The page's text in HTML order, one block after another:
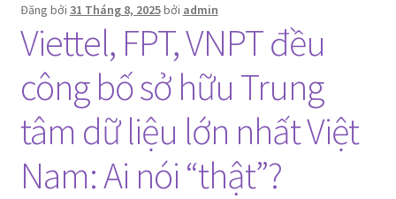
Đăng bởi 31 Tháng 8, 2025bởi admin
Viettel, FPT, VNPT đều
công bố sở hữu Trung
tâm dữ liệu lớn nhất Việt
Nam: Ai nói “thật”?